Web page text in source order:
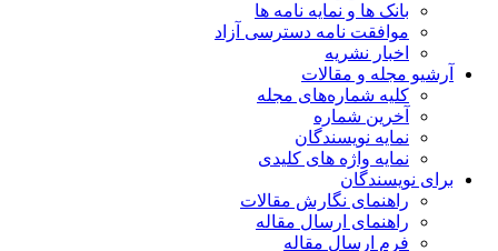
بانک ها و نمایه نامه ها
موافقت نامه دسترسی آزاد
اخبار نشریه
آرشیو مجله و مقالات
کلیه شماره‌های مجله
آخرین شماره
نمایه نویسندگان
نمایه واژه های کلیدی
برای نویسندگان
راهنمای نگارش مقالات
راهنمای ارسال مقاله
فرم ارسال مقاله